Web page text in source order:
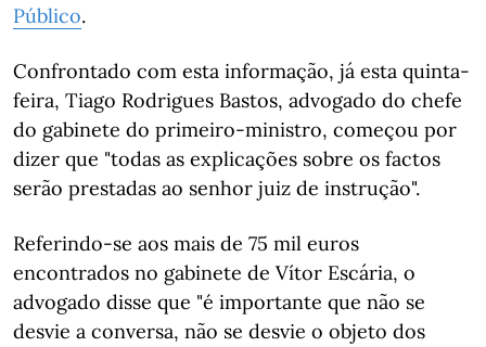
Público.
Confrontado com esta informação, já esta quinta-
feira, Tiago Rodrigues Bastos, advogado do chefe
do gabinete do primeiro-ministro, começou por
dizer que "todas as explicações sobre os factos
serão prestadas ao senhor juiz de instrução".
Referindo-se aos mais de 75 mil euros
encontrados no gabinete de Vítor Escária, o
advogado disse que "é importante que não se
desvie a conversa, não se desvie o objeto dos